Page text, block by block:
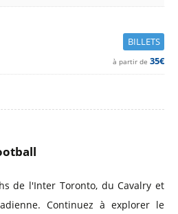
BILLETS
à partir de 35€
de l'Inter Toronto, du Cavalry et
Continuez à explorer le